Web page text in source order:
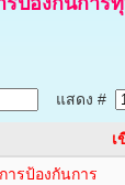
แสดง #
เ
ารป้องกันการ